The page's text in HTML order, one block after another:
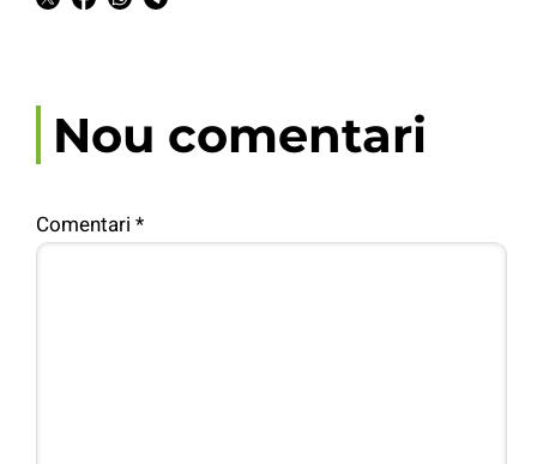
Nou comentari
Comentari *